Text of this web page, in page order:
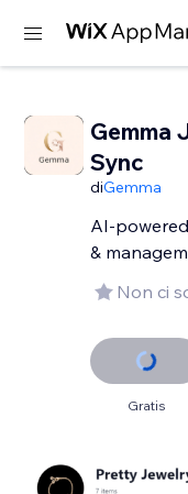
Gemma
Sync
diGemma
AI-
&
Non ci
Gratis